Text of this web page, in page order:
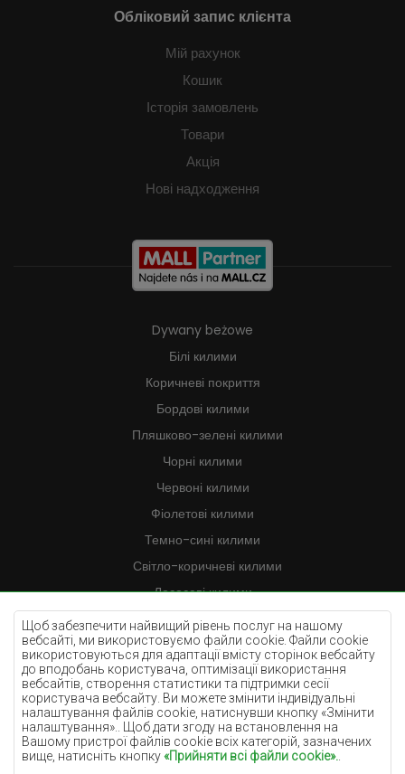
Щоб забезпечити найвищий рівень послуг на нашому
вебсайті, ми використовуємо файли cookie. Файли cookie
використовуються для адаптації вмісту сторінок вебсайту
до вподобань користувача, оптимізації використання
вебсайтів, створення статистики та підтримки сесії
користувача вебсайту. Ви можете змінити індивідуальні
налаштування файлів cookie, натиснувши кнопку «Змінити
налаштування».. Щоб дати згоду на встановлення на
Вашому пристрої файлів cookie всіх категорій, зазначених
вище, натисніть кнопку«Прийняти всі файли cookie».
Обліковий запис клієнта
Мій рахунок
Кошик
Історія замовлень
Товари
Акція
Нові надходження
Dywany beżowe
Білі килими
Коричневі покриття
Бордові килими
Пляшково-зелені килими
Чорні килими
Червоні килими
Фіолетові килими
Темно-сині килими
Світло-коричневі килими
Лососеві килими
Кремові килими
Бузкові килими
Жовті килими
М'ятні килими
Блакитні килими
Помаранчеві килими